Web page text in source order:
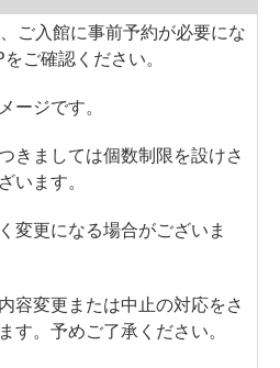
ご入館に事前予約が必要にな
ご確認ください。
ージです。
きましては個数制限を設けさ
います。
変更になる場合がございま
容変更または中止の対応をさ
す。予めご了承ください。